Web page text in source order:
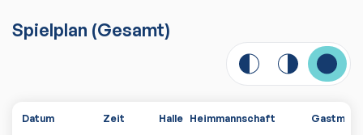
Spielplan (Gesamt)
Datum Zeit Halle Heimmannschaft